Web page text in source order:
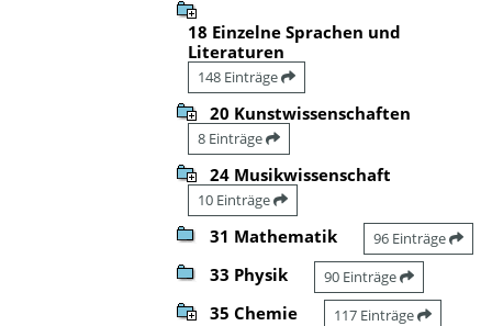
18 Einzelne Sprachen und
Literaturen
148 Einträge
20 Kunstwissenschaften
8 Einträge
24 Musikwissenschaft
10 Einträge
31 Mathematik 96 Einträge
33 Physik 90 Einträge
35 Chemie 117 Einträge